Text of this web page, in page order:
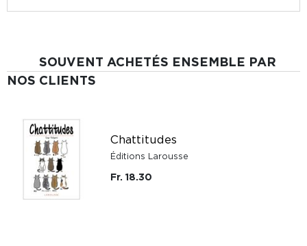
SOUVENT ACHETÉS ENSEMBLE PAR
NOS CLIENTS
Chattitudes
Éditions Larousse
Fr. 18.30